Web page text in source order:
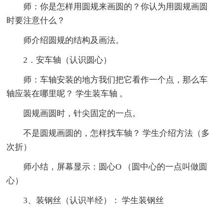
师：你是怎样用圆规来画圆的？你认为用圆规画圆
时要注意什么？
师介绍圆规的结构及画法。
2．安车轴（认识圆心）
师：车轴安装的地方我们把它看作一个点，那么车
轴应装在哪里呢？ 学生装车轴 。
圆规画圆时，针尖固定的一点。
不是圆规画圆的，怎样找车轴？ 学生介绍方法（多
次折）
师小结，屏幕显示：圆心O （圆中心的一点叫做圆
心）
3、装钢丝（认识半经）： 学生装钢丝